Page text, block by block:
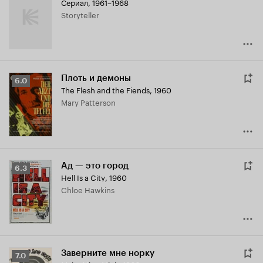
Storyteller
Рейтинг
Кинопоиска
6.0
6.0 Плоть и демоны
The Flesh and the Fiends, 1960
Mary Patterson
Рейтинг
Кинопоиска
6.3
6.3 Ад — это город
Hell Is a City, 1960
Chloe Hawkins
Рейтинг
7.0 Заверните мне норку